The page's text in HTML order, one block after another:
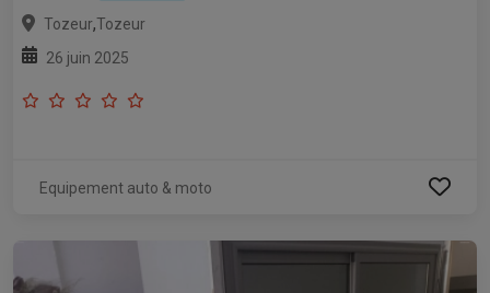
Tozeur,Tozeur
26 juin 2025
Equipement auto & moto